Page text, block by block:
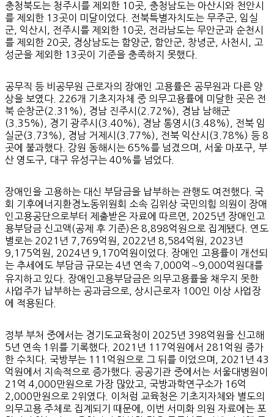
충청북도는 청주시를 제외한 10곳, 충청남도는 아산시와 천안시
를 제외한 13곳이 미달이었다. 전북특별자치도는 무주군, 임실
군, 익산시, 전주시를 제외한 10곳, 전라남도는 무안군과 순천시
를 제외한 20곳, 경상남도는 함양군, 함안군, 창녕군, 사천시, 고
성군을 제외한 13곳이 기준을 충족하지 못했다.
공무직 등 비공무원 근로자의 장애인 고용률은 공무원과 다른 양
상을 보였다. 226개 기초지자체 중 의무고용률에 미달한 곳은 전
북 순창군(2.31%), 경남 진주시(2.72%), 경남 남해군
(3.35%), 경기 광주시(3.40%), 경남 통영시(3.48%), 전북 임
실군(3.73%), 경남 거제시(3.77%), 전북 익산시(3.78%) 등 8
곳에 불과했다. 강원 동해시는 65%를 넘겼으며, 서울 마포구, 부
산 영도구, 대구 유성구는 40%를 넘었다.
장애인을 고용하는 대신 부담금을 납부하는 관행도 여전했다. 국
회 기후에너지환경노동위원회 소속 김위상 국민의힘 의원이 장애
인고용공단으로부터 제출받은 자료에 따르면, 2025년 장애인고
용부담금 신고액(공제 후 기준)은 8,898억원으로 집계됐다. 연도
별로는 2021년 7,769억원, 2022년 8,584억원, 2023년
9,175억원, 2024년 9,170억원이었다. 장애인 고용률이 개선되
는 추세에도 부담금 규모는 4년 연속 7,000억∼9,000억원대를
유지하고 있다. 장애인고용부담금은 의무고용률을 채우지 못한
사업주가 납부하는 공과금으로, 상시근로자 100인 이상 사업장
에 적용된다.
정부 부처 중에서는 경기도교육청이 2025년 398억원을 신고해
5년 연속 1위를 기록했다. 2021년 117억원에서 281억원 증가
한 수치다. 국방부는 111억원으로 그 뒤를 이었으며, 2021년 43
억원에서 지속적으로 증가했다. 공공기관 중에서는 서울대병원이
21억 4,000만원으로 가장 많았고, 국방과학연구소가 16억
2,000만원으로 2위였다. 이처럼 교육청은 기초지자체와 별도의
의무고용 주체로 집계되기 때문에, 이번 서미화 의원 자료에는 포